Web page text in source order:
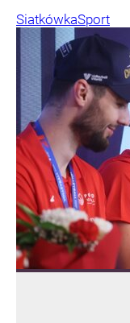
SiatkówkaSport